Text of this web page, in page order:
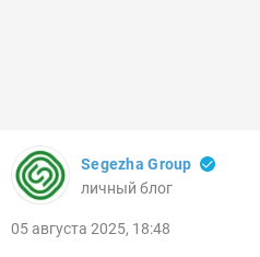
Segezha Group
личный блог
05 августа 2025, 18:48